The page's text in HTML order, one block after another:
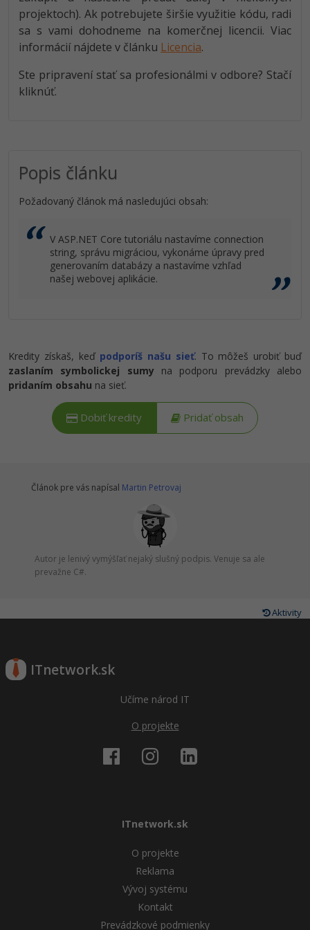
projektoch). Ak potrebujete širšie využitie kódu, radi
sa s vami dohodneme na komerčnej licencii. Viac
informácií nájdete v článku Licencia.
Ste pripravení stať sa profesionálmi v odbore? Stačí
kliknúť.
Popis článku
Požadovaný článok má nasledujúci obsah:
V ASP.NET Core tutoriálu nastavíme connection
string, správu migráciou, vykonáme úpravy pred
generovaním databázy a nastavíme vzhľad
našej webovej aplikácie.
Kredity získaš, keď podporíš našu sieť. To môžeš urobiť buď
zaslaním symbolickej sumy na podporu prevádzky alebo
pridaním obsahu na sieť.
Dobiť kredity Pridať obsah
Článok pre vás napísal Martin Petrovaj
Autor je lenivý vymýšľať nejaký slušný podpis. Venuje sa ale
prevažne C#.
Aktivity
ITnetwork.sk
Učíme národ IT
O projekte
ITnetwork.sk
O projekte
Reklama
Vývoj systému
Kontakt
Prevádzkové podmienky